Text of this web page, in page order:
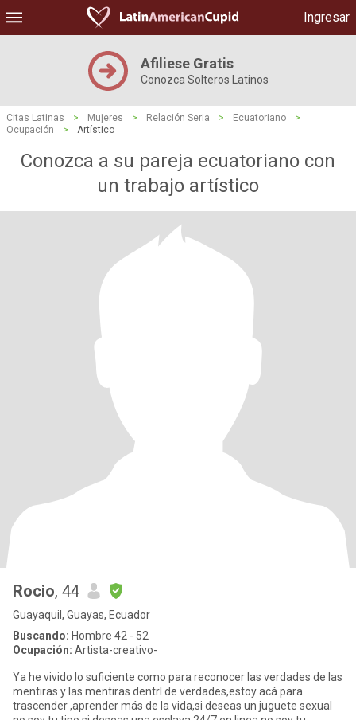
Ingresar
Afiliese Gratis
Conozca Solteros Latinos
Citas Latinas > Mujeres > Relación Seria > Ecuatoriano
>
Ocupación
> Artístico
Conozca a su pareja ecuatoriano con
un trabajo artístico
Rocio, 44
Guayaquil, Guayas, Ecuador
Buscando: Hombre 42 - 52
Ocupación: Artista-creativo-
Ya he vivido lo suficiente como para reconocer las verdades de las
mentiras y las mentiras dentrl de verdades,estoy acá para
trascender ,aprender más de la vida,si deseas un juguete sexual